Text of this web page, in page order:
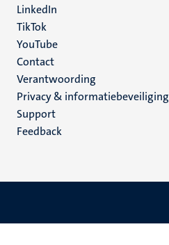
LinkedIn
TikTok
YouTube
Menu
footer
(NL)
Contact
Verantwoording
Privacy & informatiebeveiliging
Support
Feedback